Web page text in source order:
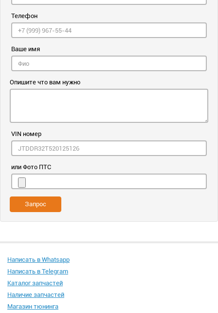
Телефон
Ваше имя
Опишите что вам нужно
VIN номер
или Фото ПТС
Запрос
Написать в Whatsapp
Написать в Telegram
Каталог запчастей
Наличие запчастей
Магазин тюнинга